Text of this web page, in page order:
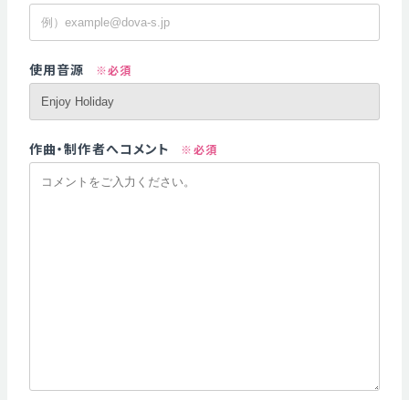
使用音源 ※必須
作曲・制作者へコメント ※必須